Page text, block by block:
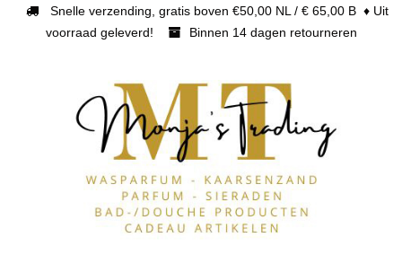
Snelle verzending, gratis boven €50,00 NL / € 65,00 B ♦ Uit
voorraad geleverd!
Binnen 14 dagen retourneren